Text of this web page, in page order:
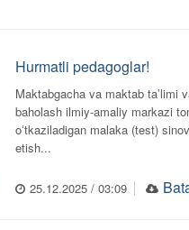
Hurmatli pedagoglar!
Maktabgacha va maktab taʼlimi
baholash ilmiy-amaliy markazi
oʻtkaziladigan malaka (test)
etish...
25.12.2025 / 03:09